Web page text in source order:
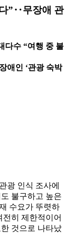
”‥무장애 관
다수 “여행 중 불
애인 ‘관광 숙박
광 인식 조사에
불구하고 높은
수요가 뚜렷하
히 제한적이어
것으로 나타났